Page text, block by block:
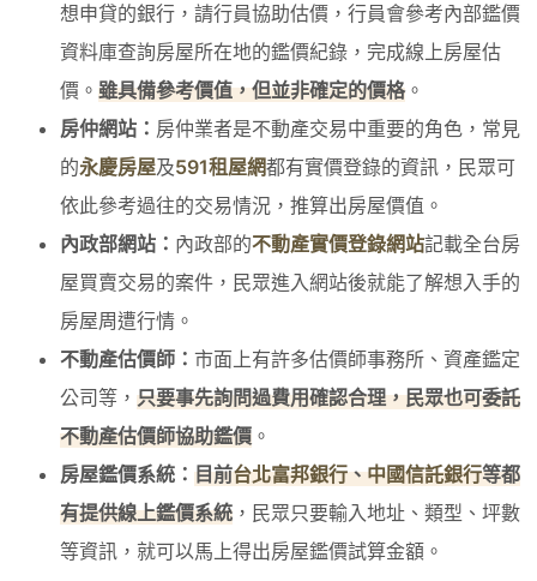
想申貸的銀行，請行員協助估價，行員會參考內部鑑價
資料庫查詢房屋所在地的鑑價紀錄，完成線上房屋估
價。 雖具備參考價值，但並非確定的價格。
房仲網站： 房仲業者是不動產交易中重要的角色，常見
的永慶房屋及591租屋網都有實價登錄的資訊，民眾可
依此參考過往的交易情況，推算出房屋價值。
內政部網站： 內政部的不動產實價登錄網站記載全台房
屋買賣交易的案件，民眾進入網站後就能了解想入手的
房屋周遭行情。
不動產估價師： 市面上有許多估價師事務所、資產鑑定
公司等， 只要事先詢問過費用確認合理，民眾也可委託
不動產估價師協助鑑價 。
房屋鑑價系統： 目前台北富邦銀行、中國信託銀行等都
有提供線上鑑價系統 ，民眾只要輸入地址、類型、坪數
等資訊，就可以馬上得出房屋鑑價試算金額。